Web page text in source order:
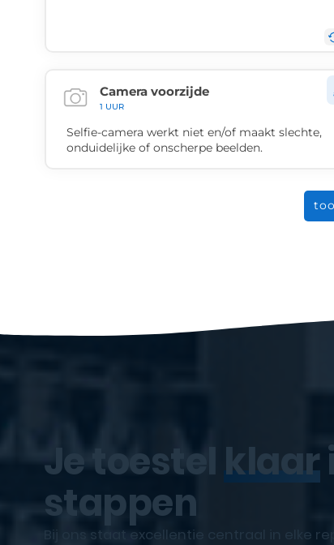
Camera voorzijde
1 UUR
Selfie-camera werkt niet en/of maakt slechte,
onduidelijke of onscherpe beelden.
Je toestel klaar
stappen
Bij ons staat excellentie centraal in elke